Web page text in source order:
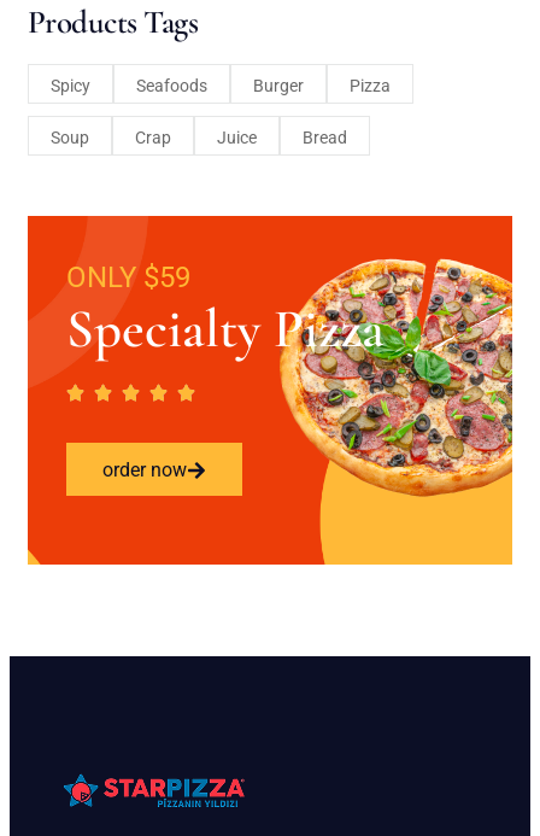
Products Tags
Spicy Seafoods Burger Pizza
Soup Crap Juice Bread
ONLY $59
Specialty Pizza
order now